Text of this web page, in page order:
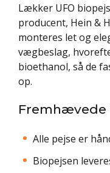
Lækker UFO
producent, Hein &
monteres let og
vægbeslag,
bioethanol, så de
op.
Alle pejse er
Biopejsen